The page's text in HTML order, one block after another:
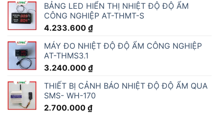
BẢNG LED HIỂN THỊ NHIỆT ĐỘ ĐỘ ẨM
CÔNG NGHIỆP AT-THMT-S
4.233.600 ₫
MÁY ĐO NHIỆT ĐỘ ĐỘ ẨM CÔNG NGHIỆP
AT-THMS3.1
3.240.000 ₫
THIẾT BỊ CẢNH BÁO NHIỆT ĐỘ ĐỘ ẨM QUA
SMS- WH-170
2.700.000 ₫